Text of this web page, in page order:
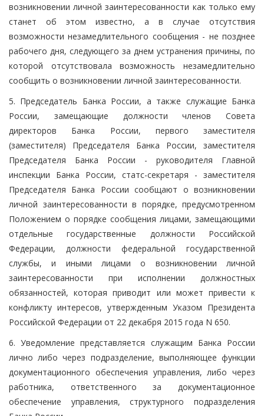
возникновении личной заинтересованности как только ему
станет об этом известно, а в случае отсутствия
возможности незамедлительного сообщения - не позднее
рабочего дня, следующего за днем устранения причины, по
которой отсутствовала возможность незамедлительно
сообщить о возникновении личной заинтересованности.
5. Председатель Банка России, а также служащие Банка
России, замещающие должности членов Совета
директоров Банка России, первого заместителя
(заместителя) Председателя Банка России, заместителя
Председателя Банка России - руководителя Главной
инспекции Банка России, статс-секретаря - заместителя
Председателя Банка России сообщают о возникновении
личной заинтересованности в порядке, предусмотренном
Положением о порядке сообщения лицами, замещающими
отдельные государственные должности Российской
Федерации, должности федеральной государственной
службы, и иными лицами о возникновении личной
заинтересованности при исполнении должностных
обязанностей, которая приводит или может привести к
конфликту интересов, утвержденным Указом Президента
Российской Федерации от 22 декабря 2015 года N 650.
6. Уведомление представляется служащим Банка России
лично либо через подразделение, выполняющее функции
документационного обеспечения управления, либо через
работника, ответственного за документационное
обеспечение управления, структурного подразделения